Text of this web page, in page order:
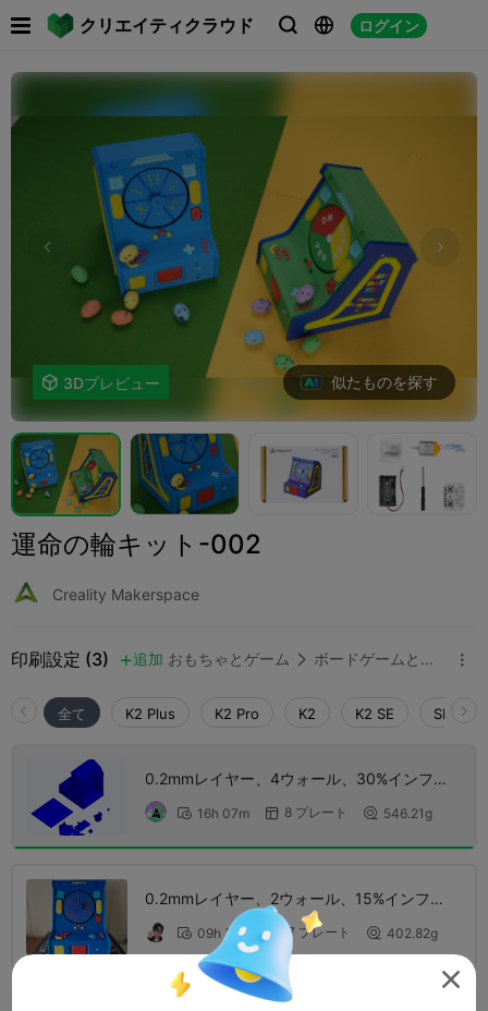
クリエイティクラウド   ログイン
 
 3Dプレビュー 似たものを探す
運命の輪キット-002
Creality Makerspace
印刷設定 (3) 追加 おもちゃとゲーム  ボードゲームとカードゲーム 
全て K2 Plus K2 Pro K2 K2 SE
0.2mmレイヤー、4ウォール、30%インフィ
ル
 16h 07m  8 プレート  546.21g
0.2mmレイヤー、2ウォール、15%インフィ
ル
 09h 33m  7 プレート  402.82g
